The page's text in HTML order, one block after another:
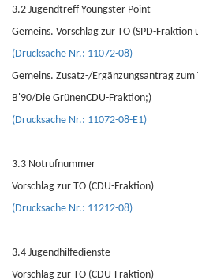
3.2 Jugendtreff Youngster Point
Gemeins. Vorschlag zur TO (SPD-
(Drucksache Nr.: 11072-08)
Gemeins. Zusatz-/Ergänzungsantrag zum
B'90/Die GrünenCDU-Fraktion;)
(Drucksache Nr.: 11072-08-E1)
3.3 Notrufnummer
Vorschlag zur TO (CDU-Fraktion)
(Drucksache Nr.: 11212-08)
3.4 Jugendhilfedienste
Vorschlag zur TO (CDU-Fraktion)